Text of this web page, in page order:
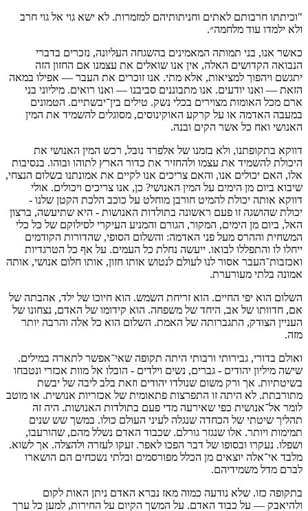
"וכיתתו חרבותם לאתים וחניתותיהם למזמרות. לא ישא גוי אל גוי חרב
ולא ילמדו עוד מלחמה״.
כאשר אנו, בני תמותה המאמינים בהשגחה העליונה, נזכרים בדברי
הנבואה הקדושים האלה, אין אנו שואלים את עצמנו אם החזון הזה
יתגשם ויהפוך למציאות, אלא מתי. אנו זוכרים את העבר — אפילו במאה
הזאת — ואנו יודעים. אנו מתבוננים סביבנו — ואנו רואים. מיליוני בני
ארם מכל האומות מצוירים בכלי נשק. טילים בין־יבשתיים. הטמונים
במעבה האדמה או על קרקע האוקינוסים, מסוגלים להשמיד את המין
האנושי ואח כל אשר הקים ובנה.
דווקא בתקופתנו, ולא בזמנו של אלפרד נובל, רכש המין האנושי את
היכולת להשמיד את עצמו ולהחזיר את כדור הארץ לתוהו ובוהו. בנסיבות
אלו, האם יכולים אנו, והאם צריכים אנו לקיים את אמונתנו בשלום הנצחי,
שיבוא ביום מן הימים על המין האנושי? כן, אנו צריכים ויכולים. אולי
דווקא אותה יכולת להמיט חורבן מוחלט על כוכב הלכת הקטן שלנו -
יכולת שהושגה זו פעם ראשונה בתולדות האנושות - היא שתיעשה, ברצון
האל, ביום מן הימים, המקור, הגורם והמניע העיקרי לסילוקם של כל כלי
המשחית וההרס מעל פני האדמה: והשלום הסופי, שהדורות הקודמים
ייחלו לו והתפללו לבואו. ייעשה נחלת כל העמים. על אף כל הטרגדיות
ואכזבות־העבר אסור לנו לעולם לנטוש אותו חזון, אותו חלום אנושי, אותה
אמונה בלתי מעורערת.
השלום הוא יפי החיים. הוא זריחת השמש. הוא חיוכו של ילד, אהבתה של
אם, חדוותו של אב, היחד של משפחה. הוא קידומו של האדם, נצחונו של
העניין הצודק, התגברותה של האמת. השלום הוא כל אלה והרבה יותר
מזה.
ואולם בדורי, גבירותי ורבותי היתה תקופה שאי־אפשר לתארה במילים.
שישה מיליון יהודים - גברים, נשים וילדים - הובלו אל מוות אכזרי ונטבחו
בשיטתיות. אך ורק משום שנולדו יהודים וזאת בלב ליבה של יבשת
מתורבתת. לא היתה זו התפרצות פתאומית של אכזריות אנושית. או מוטב
לומר אל־אנושית כפי שאירעה מדי פעם בתולדות האנושות. היה זה
תהליך שיטתי של הכחדה שנגלה לעיני העולם כולו. במשך שש שנים
תמימות ויותר. אלו שנגזר גורלם. שכבוד האדם נשלל מהם, שהורעבו,
ושפלו. נעקרו ובסופו של דבר הפכו לאפר. זעקו לעזרה ולהצלה. אך לשוא.
מלבד אי־אלה יוצאים מן הכלל מפורסמים ובלתי נשכחים הם הושארו
לברם מדל משמידיהם.
בתקופה כזו. שלא נודעה כמוה מאז נברא האדם ניתן האות לקום
ולהיאבק — על כבוד האדם. על המשך הקיום על החירות, למען כל ערך